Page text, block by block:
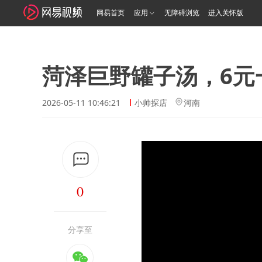
网易首页 应用 无障碍浏览 进入关怀版
菏泽巨野罐子汤，6元
2026-05-11 10:46:21 小帅探店 河南
0
分享至